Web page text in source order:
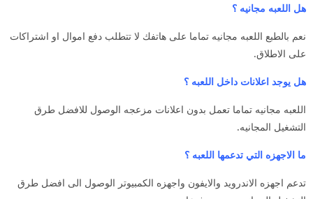
هل اللعبه مجانيه ؟
نعم بالطبع اللعبه مجانيه تماما على هاتفك لا تتطلب دفع اموال او اشتراكات
على الاطلاق.
هل يوجد اعلانات داخل اللعبه ؟
اللعبه مجانيه تماما تعمل بدون اعلانات مزعجه الوصول للافضل طرق
التشغيل المجانيه.
ما الاجهزه التي تدعمها اللعبه ؟
تدعم اجهزه الاندرويد والايفون واجهزه الكمبيوتر الوصول الى افضل طرق